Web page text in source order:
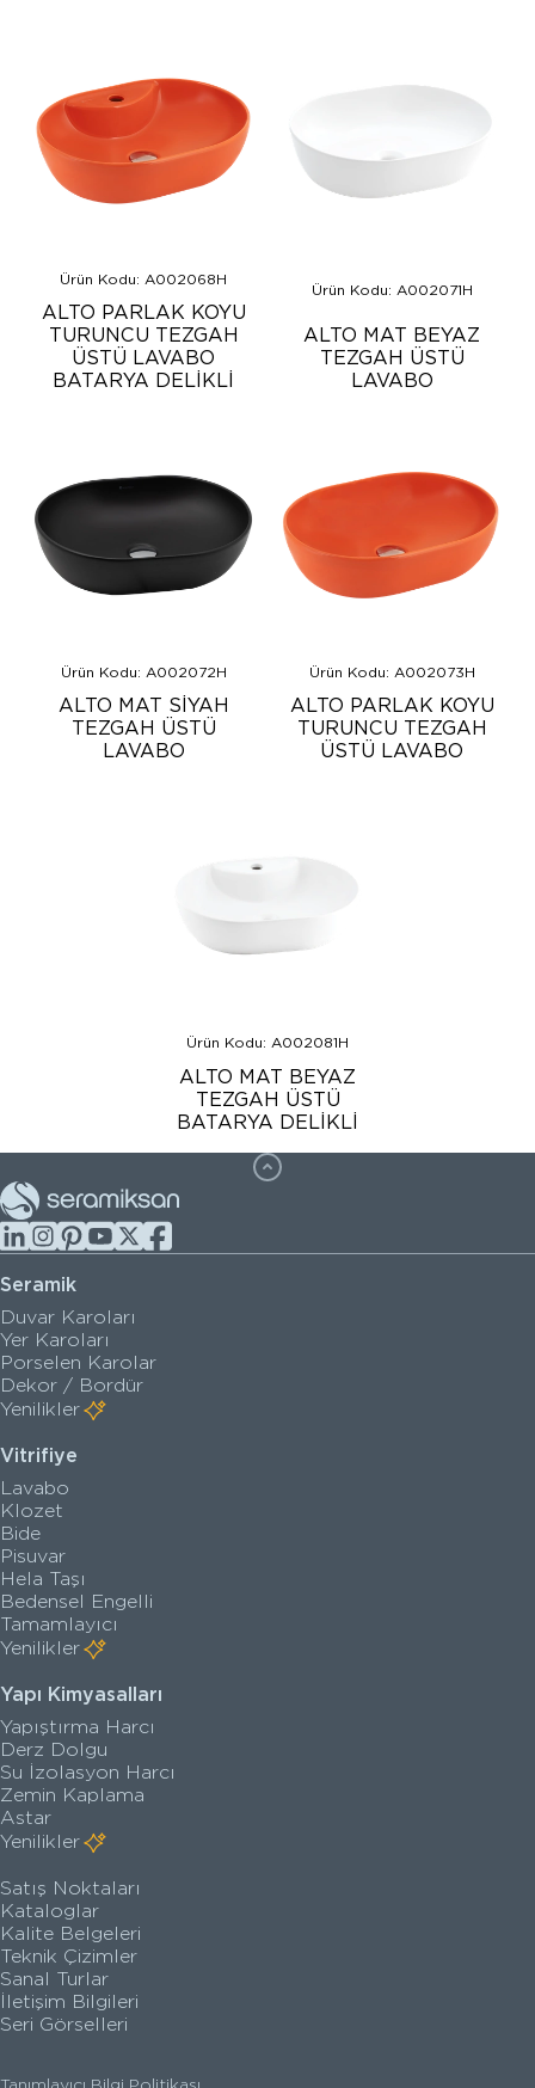
Ürün Kodu: A002068H
ALTO PARLAK KOYU
TURUNCU TEZGAH
ÜSTÜ LAVABO
BATARYA DELİKLİ
Ürün Kodu: A002071H
ALTO MAT BEYAZ
TEZGAH ÜSTÜ
LAVABO
Ürün Kodu: A002072H
ALTO MAT SİYAH
TEZGAH ÜSTÜ
LAVABO
Ürün Kodu: A002073H
ALTO PARLAK KOYU
TURUNCU TEZGAH
ÜSTÜ LAVABO
Ürün Kodu: A002081H
ALTO MAT BEYAZ
TEZGAH ÜSTÜ
BATARYA DELİKLİ
Seramik
Duvar Karoları
Yer Karoları
Porselen Karolar
Dekor / Bordür
Yenilikler
Vitrifiye
Lavabo
Klozet
Bide
Pisuvar
Hela Taşı
Bedensel Engelli
Tamamlayıcı
Yenilikler
Yapı Kimyasalları
Yapıştırma Harcı
Derz Dolgu
Su İzolasyon Harcı
Zemin Kaplama
Astar
Yenilikler
Satış Noktaları
Kataloglar
Kalite Belgeleri
Teknik Çizimler
Sanal Turlar
İletişim Bilgileri
Seri Görselleri